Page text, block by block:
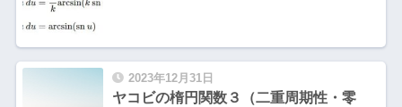
2023年12月31日
ヤコビの楕円関数３（二重周期性・零